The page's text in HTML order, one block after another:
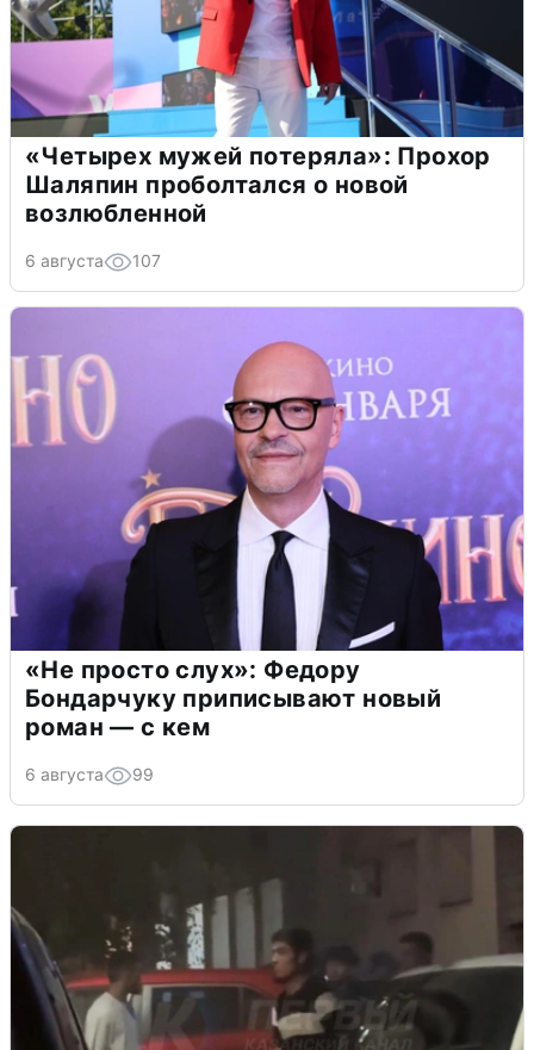
«Четырех мужей потеряла»: Прохор
Шаляпин проболтался о новой
возлюбленной
6 августа 107
«Не просто слух»: Федору
Бондарчуку приписывают новый
роман — с кем
6 августа 99